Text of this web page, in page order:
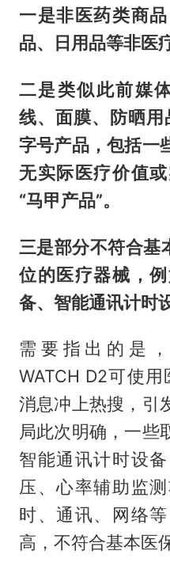
一是非医药类商
品、日用品等非医
二是类似此前媒
线、面膜、防晒
字号产品，包括一
无实际医疗价值
“马甲产品”。
三是部分不符合基
位的医疗器械，
备、智能通讯计时
需要指出的是
WATCH D2可使
消息冲上热搜，引
局此次明确，一些
智能通讯计时设
压、心率辅助监
时、通讯、网络
高，不符合基本医